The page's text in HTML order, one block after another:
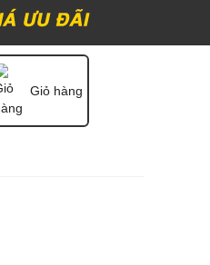
Giỏ hàng